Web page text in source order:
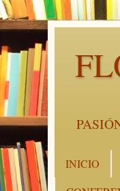
INICIO